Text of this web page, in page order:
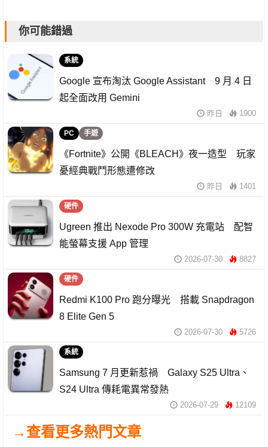
你可能錯過
系統
Google 宣布淘汰 Google Assistant 9 月 4 日
起全面改用 Gemini
昨日 1900
PC 手遊
《Fortnite》公開《BLEACH》夜一造型 玩家
憂經典戰鬥形態遭修改
昨日 1401
硬件
Ugreen 推出 Nexode Pro 300W 充電站 配智
能螢幕支援 App 管理
2026-07-30 8827
硬件
Redmi K100 Pro 跑分曝光 搭載 Snapdragon
8 Elite Gen 5
2026-07-30 5726
系統
Samsung 7 月更新惹禍 Galaxy S25 Ultra、
S24 Ultra 傳耗電異常發熱
2026-07-29 12109
→查看更多熱門文章